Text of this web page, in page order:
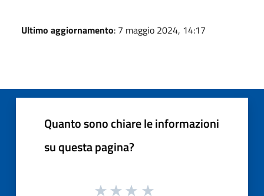
Ultimo aggiornamento: 7 maggio 2024, 14:17
Quanto sono chiare le informazioni
su questa pagina?